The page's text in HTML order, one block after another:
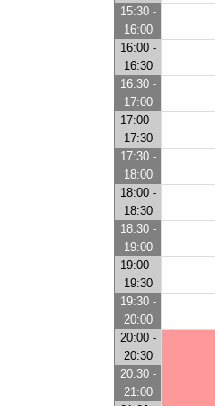
15:30 -
16:00
16:00 -
16:30
16:30 -
17:00
17:00 -
17:30
17:30 -
18:00
18:00 -
18:30
18:30 -
19:00
19:00 -
19:30
19:30 -
20:00
20:00 -
20:30
20:30 -
21:00